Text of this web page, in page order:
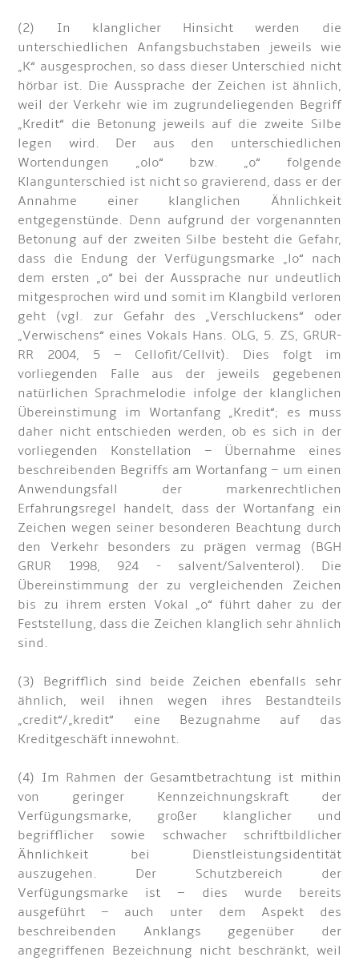
(2) In klanglicher Hinsicht werden die
unterschiedlichen Anfangsbuchstaben jeweils wie
„K“ ausgesprochen, so dass dieser Unterschied nicht
hörbar ist. Die Aussprache der Zeichen ist ähnlich,
weil der Verkehr wie im zugrundeliegenden Begriff
„Kredit“ die Betonung jeweils auf die zweite Silbe
legen wird. Der aus den unterschiedlichen
Wortendungen „olo“ bzw. „o“ folgende
Klangunterschied ist nicht so gravierend, dass er der
Annahme einer klanglichen Ähnlichkeit
entgegenstünde. Denn aufgrund der vorgenannten
Betonung auf der zweiten Silbe besteht die Gefahr,
dass die Endung der Verfügungsmarke „lo“ nach
dem ersten „o“ bei der Aussprache nur undeutlich
mitgesprochen wird und somit im Klangbild verloren
geht (vgl. zur Gefahr des „Verschluckens“ oder
„Verwischens“ eines Vokals Hans. OLG, 5. ZS, GRUR-
RR 2004, 5 – Cellofit/Cellvit). Dies folgt im
vorliegenden Falle aus der jeweils gegebenen
natürlichen Sprachmelodie infolge der klanglichen
Übereinstimung im Wortanfang „Kredit“; es muss
daher nicht entschieden werden, ob es sich in der
vorliegenden Konstellation – Übernahme eines
beschreibenden Begriffs am Wortanfang – um einen
Anwendungsfall der markenrechtlichen
Erfahrungsregel handelt, dass der Wortanfang ein
Zeichen wegen seiner besonderen Beachtung durch
den Verkehr besonders zu prägen vermag (BGH
GRUR 1998, 924 - salvent/Salventerol). Die
Übereinstimmung der zu vergleichenden Zeichen
bis zu ihrem ersten Vokal „o“ führt daher zu der
Feststellung, dass die Zeichen klanglich sehr ähnlich
sind.
(3) Begrifflich sind beide Zeichen ebenfalls sehr
ähnlich, weil ihnen wegen ihres Bestandteils
„credit“/„kredit“ eine Bezugnahme auf das
Kreditgeschäft innewohnt.
(4) Im Rahmen der Gesamtbetrachtung ist mithin
von geringer Kennzeichnungskraft der
Verfügungsmarke, großer klanglicher und
begrifflicher sowie schwacher schriftbildlicher
Ähnlichkeit bei Dienstleistungsidentität
auszugehen. Der Schutzbereich der
Verfügungsmarke ist – dies wurde bereits
ausgeführt – auch unter dem Aspekt des
beschreibenden Anklangs gegenüber der
angegriffenen Bezeichnung nicht beschränkt, weil